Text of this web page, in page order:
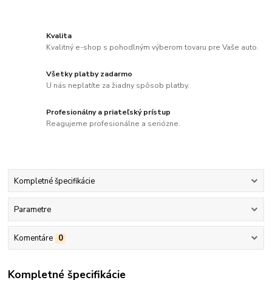
Kvalita
Kvalitný e-shop s pohodlným výberom tovaru pre Vaše auto.
Všetky platby zadarmo
U nás neplatíte za žiadny spôsob platby.
Profesionálny a priateľský prístup
Reagujeme profesionálne a seriózne.
Kompletné špecifikácie
Parametre
Komentáre 0
Kompletné špecifikácie